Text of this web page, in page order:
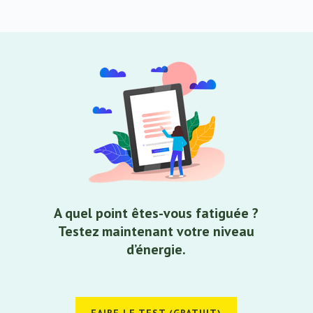
A quel point êtes-vous fatiguée ?
Testez maintenant votre niveau
d’énergie.